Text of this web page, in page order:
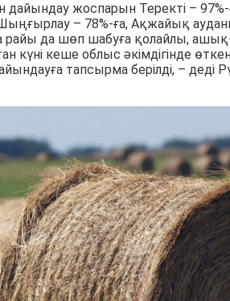
дайындау жоспарын Теректі –
– 78%-ға, Ақжайық
райы да шөп шабуға қолайлы,
күні кеше облыс әкімдігінде
тапсырма берілді, – деді